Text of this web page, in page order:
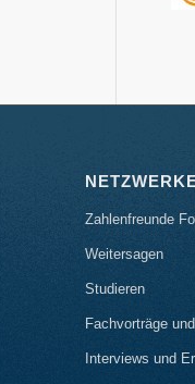
Zahlenfreunde
Weitersagen
Studieren
Fachvorträge
Interviews und